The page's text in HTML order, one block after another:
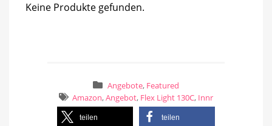
Keine Produkte gefunden.
Angebote, Featured
Amazon,Angebot, Flex Light 130C, Innr
teilen teilen